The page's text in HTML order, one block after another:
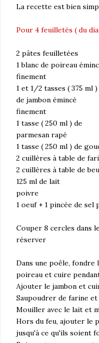
La recette est bien
Pour 4 feuilletés ( du
2 pâtes feuilletées
1 blanc de poireau
finement
1 et 1/2 tasses ( 375 ml )
de jambon émincé
finement
1 tasse ( 250 ml ) de
parmesan rapé
1 tasse ( 250 ml ) de
2 cuillères à table de
2 cuillères à table de
125 ml de lait
poivre
1 oeuf + 1 pincée de
Couper 8 cercles dans
réserver
Dans une poêle,
poireau et cuire
Ajouter le jambon et
Saupoudrer de farine
Mouiller avec le lait et
Hors du feu, ajouter le
jusqu'à ce qu'ils soient